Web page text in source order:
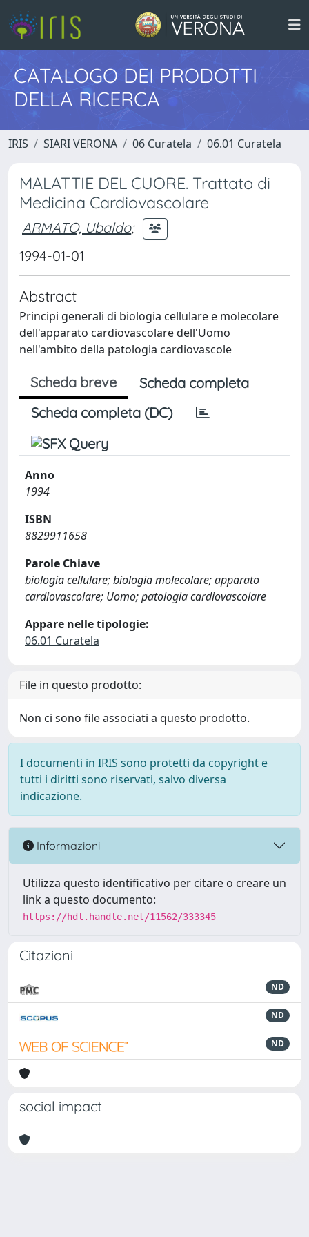
CATALOGO DEI PRODOTTI
DELLA RICERCA
IRIS SIARI VERONA 06 Curatela 06.01 Curatela
MALATTIE DEL CUORE. Trattato di
Medicina Cardiovascolare
ARMATO, Ubaldo;
1994-01-01
Abstract
Principi generali di biologia cellulare e molecolare
dell'apparato cardiovascolare dell'Uomo
nell'ambito della patologia cardiovascole
Scheda breve
Scheda completa
Scheda completa (DC)
Anno
1994
ISBN
8829911658
Parole Chiave
biologia cellulare; biologia molecolare; apparato
cardiovascolare; Uomo; patologia cardiovascolare
Appare nelle tipologie:
06.01 Curatela
File in questo prodotto:
Non ci sono file associati a questo prodotto.
I documenti in IRIS sono protetti da copyright e
tutti i diritti sono riservati, salvo diversa
indicazione.
Informazioni
Utilizza questo identificativo per citare o creare un
link a questo documento:
https://hdl.handle.net/11562/333345
Citazioni
ND
ND
ND
social impact